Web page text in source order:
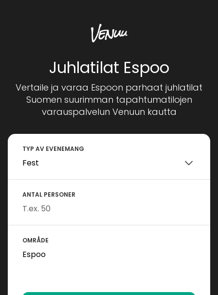
Juhlatilat Espoo
Vertaile ja varaa Espoon parhaat juhlatilat
Suomen suurimman tapahtumatilojen
varauspalvelun Venuun kautta
TYP AV EVENEMANG
ANTAL PERSONER
OMRÅDE